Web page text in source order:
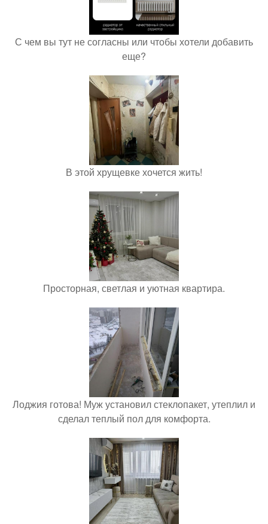
С чем вы тут не согласны или чтобы хотели добавить
еще?
В этой хрущевке хочется жить!
Просторная, светлая и уютная квартира.
Лоджия готова! Муж установил стеклопакет, утеплил и
сделал теплый пол для комфорта.